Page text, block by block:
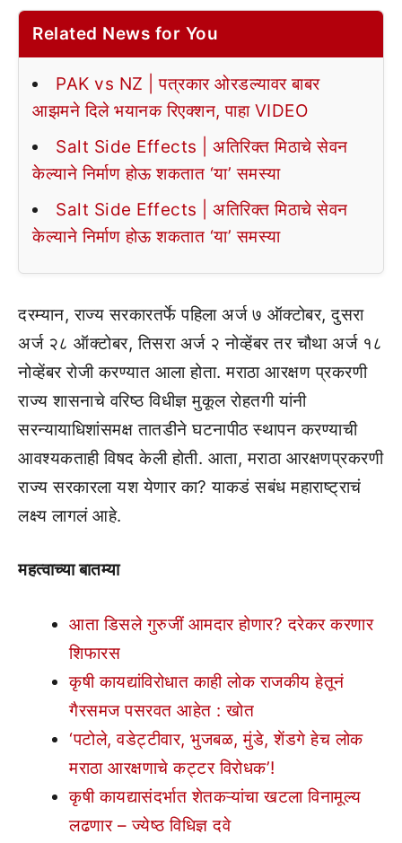
Related News for You
PAK vs NZ | पत्रकार ओरडल्यावर बाबर
आझमने दिले भयानक रिएक्शन, पाहा VIDEO
Salt Side Effects | अतिरिक्त मिठाचे सेवन
केल्याने निर्माण होऊ शकतात ‘या’ समस्या
Salt Side Effects | अतिरिक्त मिठाचे सेवन
केल्याने निर्माण होऊ शकतात ‘या’ समस्या
दरम्यान, राज्य सरकारतर्फे पहिला अर्ज ७ ऑक्टोबर, दुसरा
अर्ज २८ ऑक्टोबर, तिसरा अर्ज २ नोव्हेंबर तर चौथा अर्ज १८
नोव्हेंबर रोजी करण्यात आला होता. मराठा आरक्षण प्रकरणी
राज्य शासनाचे वरिष्ठ विधीज्ञ मुकूल रोहतगी यांनी
सरन्यायाधिशांसमक्ष तातडीने घटनापीठ स्थापन करण्याची
आवश्यकताही विषद केली होती. आता, मराठा आरक्षणप्रकरणी
राज्य सरकारला यश येणार का? याकडं सबंध महाराष्ट्राचं
लक्ष्य लागलं आहे.
महत्वाच्या बातम्या
आता डिसले गुरुजीं आमदार होणार? दरेकर करणार
शिफारस
कृषी कायद्यांविरोधात काही लोक राजकीय हेतूनं
गैरसमज पसरवत आहेत : खोत
‘पटोले, वडेट्टीवार, भुजबळ, मुंडे, शेंडगे हेच लोक
मराठा आरक्षणाचे कट्टर विरोधक’!
कृषी कायद्यासंदर्भात शेतकऱ्यांचा खटला विनामूल्य
लढणार – ज्येष्ठ विधिज्ञ दवे